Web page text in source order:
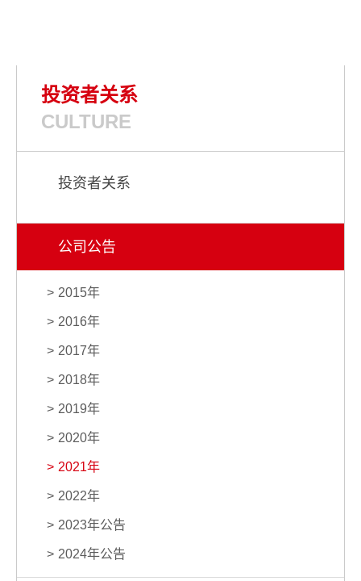
投资者关系
CULTURE
投资者关系
公司公告
2015年
2016年
2017年
2018年
2019年
2020年
2021年
2022年
2023年公告
2024年公告